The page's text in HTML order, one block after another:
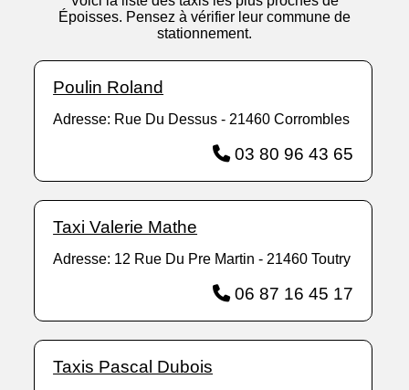
Époisses. Pensez à vérifier leur commune de
stationnement.
Poulin Roland
Adresse: Rue Du Dessus - 21460 Corrombles
03 80 96 43 65
Taxi Valerie Mathe
Adresse: 12 Rue Du Pre Martin - 21460 Toutry
06 87 16 45 17
Taxis Pascal Dubois